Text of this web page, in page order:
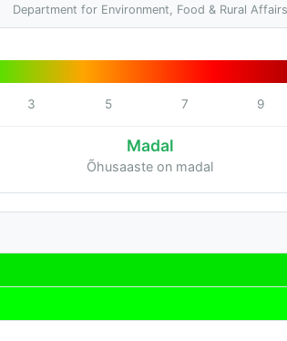
Department for Environment, Food & Rural Affairs
3 5 7 9
Madal
Õhusaaste on madal